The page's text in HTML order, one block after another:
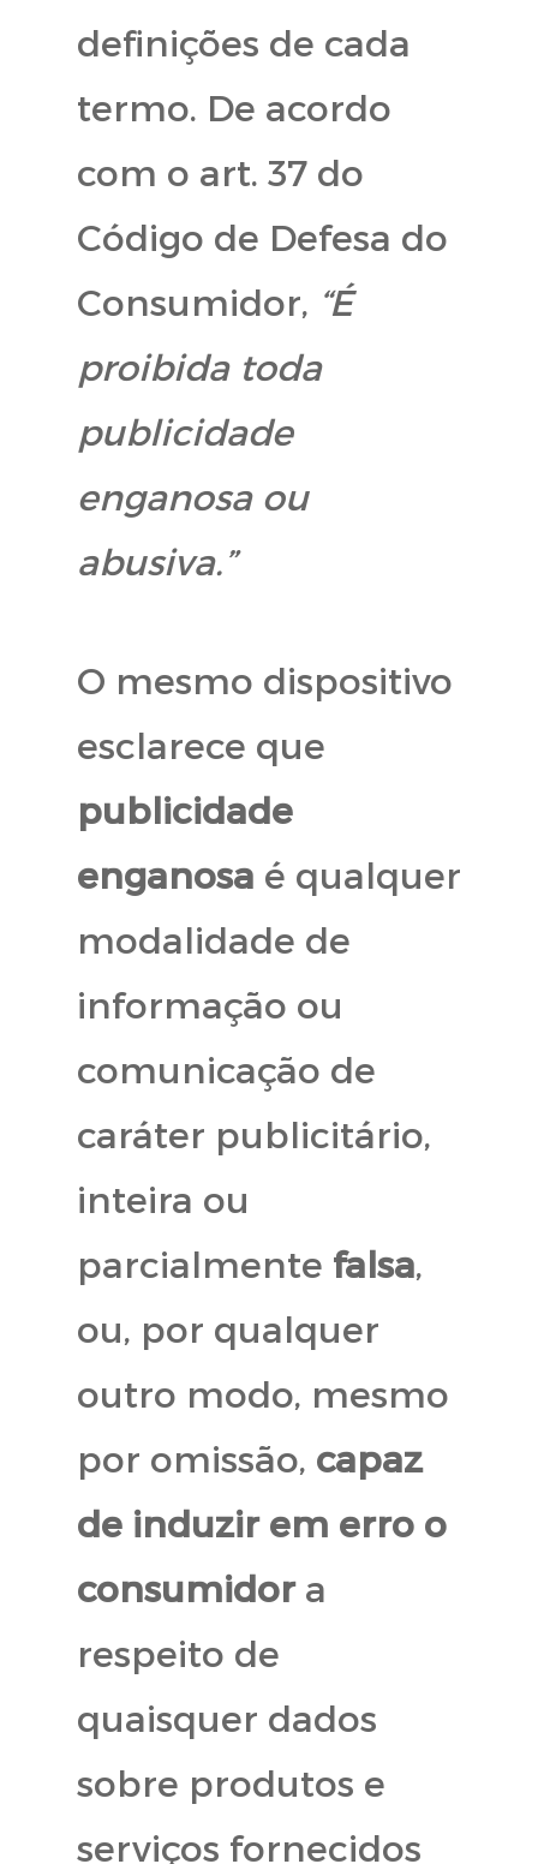
definições de cada
termo. De acordo
com o art. 37 do
Código de Defesa do
Consumidor, “É
proibida toda
publicidade
enganosa ou
abusiva.”
O mesmo dispositivo
esclarece que
publicidade
enganosa é qualquer
modalidade de
informação ou
comunicação de
caráter publicitário,
inteira ou
parcialmente falsa,
ou, por qualquer
outro modo, mesmo
por omissão, capaz
de induzir em erro o
consumidora
respeito de
quaisquer dados
sobre produtos e
serviços fornecidos